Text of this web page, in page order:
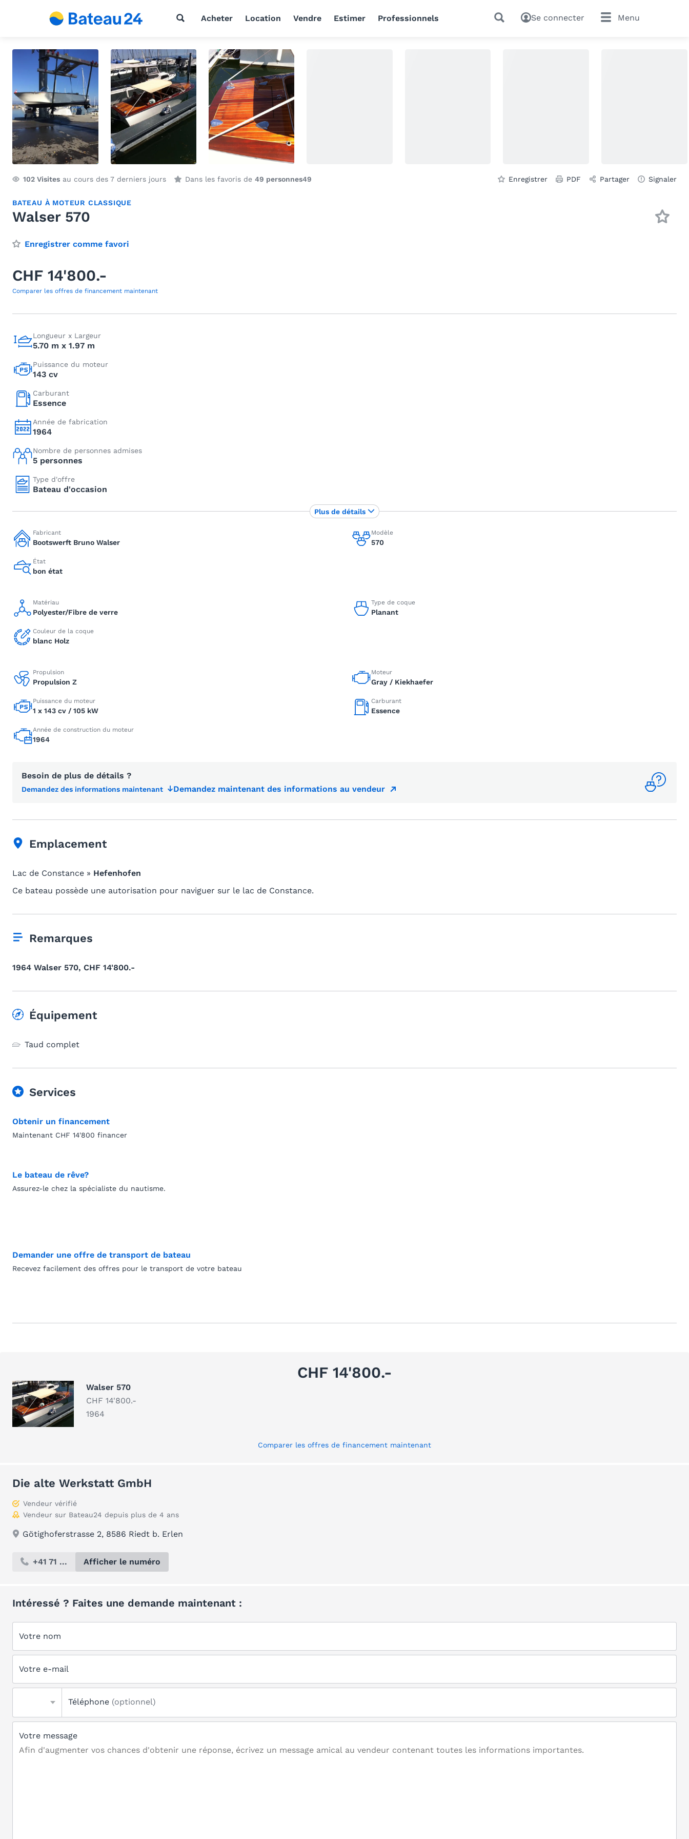
Acheter Location Vendre Estimer Professionnels Se connecter Menu
102 Visites au cours des 7 derniers jours Dans les favoris de 49 personnes49 Enregistrer PDF Partager Signaler
BATEAU À MOTEUR CLASSIQUE
Walser 570
Enregistrer comme favori
CHF 14'800.-
Comparer les offres de financement maintenant
Longueur x Largeur
5.70 m x 1.97 m
Puissance du moteur
143 cv
Carburant
Essence
Année de fabrication
1964
Nombre de personnes admises
5 personnes
Type d'offre
Bateau d'occasion
Fabricant
Bootswerft Bruno Walser
Modèle
570
État
bon état
Matériau
Polyester/Fibre de verre
Type de coque
Planant
Couleur de la coque
blanc Holz
Propulsion
Propulsion Z
Moteur
Gray / Kiekhaefer
Puissance du moteur
1 x 143 cv / 105 kW
Carburant
Essence
Année de construction du moteur
1964
Besoin de plus de détails ?
Demandez des informations maintenant Demandez maintenant des informations au vendeur
Plus de détails
Emplacement
Lac de Constance » Hefenhofen
Ce bateau possède une autorisation pour naviguer sur le lac de Constance.
Remarques
1964 Walser 570, CHF 14'800.-
Équipement
Taud complet
Services
Obtenir un financement
Maintenant CHF 14'800 financer
Le bateau de rêve?
Assurez-le chez la spécialiste du nautisme.
Demander une offre de transport de bateau
Recevez facilement des offres pour le transport de votre bateau
CHF 14'800.-
Walser 570
CHF 14'800.-
1964
Comparer les offres de financement maintenant
Die alte Werkstatt GmbH
Vendeur vérifié
Vendeur sur Bateau24 depuis plus de 4 ans
Götighoferstrasse 2, 8586 Riedt b. Erlen
+41 71 ... Afficher le numéro
Intéressé ? Faites une demande maintenant :
Votre nom
Votre e-mail
Téléphone (optionnel)
Votre message